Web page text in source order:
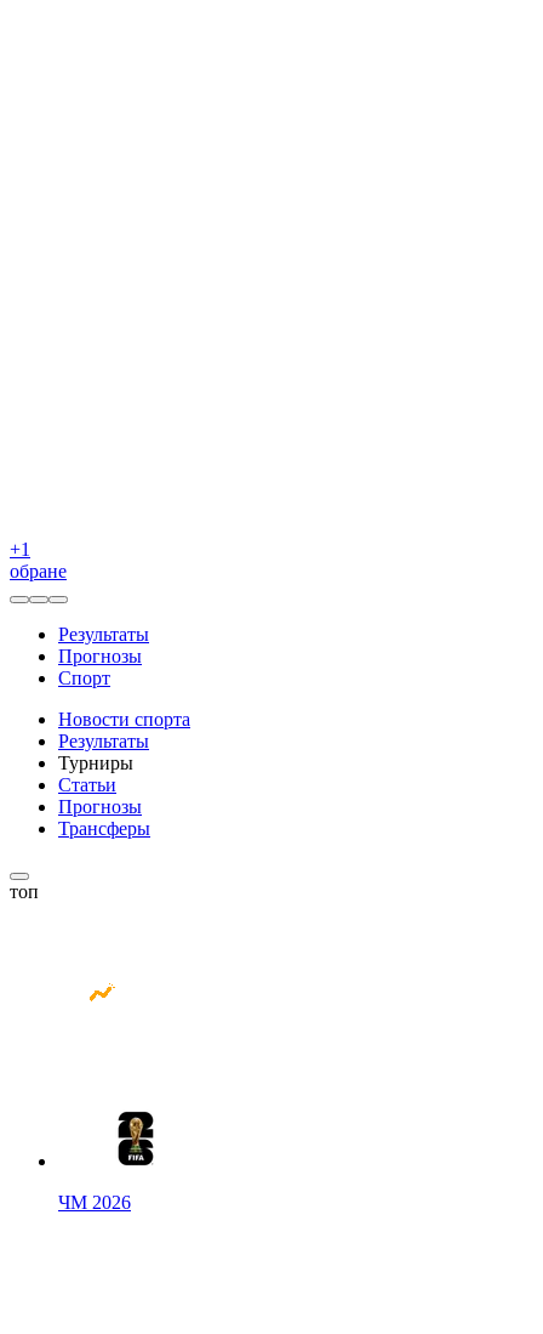
+1
обране
Результаты
Прогнозы
Спорт
Новости спорта
Результаты
Турниры
Статьи
Прогнозы
Трансферы
топ
ЧМ 2026